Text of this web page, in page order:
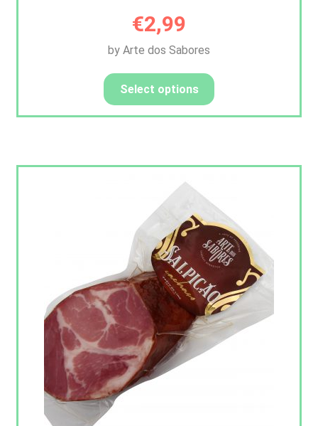
€2,99
by Arte dos Sabores
Select options